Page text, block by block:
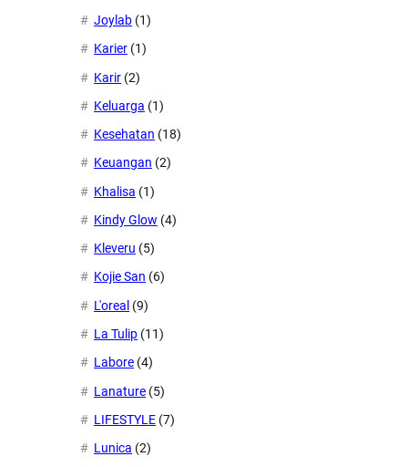
Joylab (1)
Karier (1)
Karir (2)
Keluarga (1)
Kesehatan (18)
Keuangan (2)
Khalisa (1)
Kindy Glow (4)
Kleveru (5)
Kojie San (6)
L'oreal (9)
La Tulip (11)
Labore (4)
Lanature (5)
LIFESTYLE (7)
Lunica (2)